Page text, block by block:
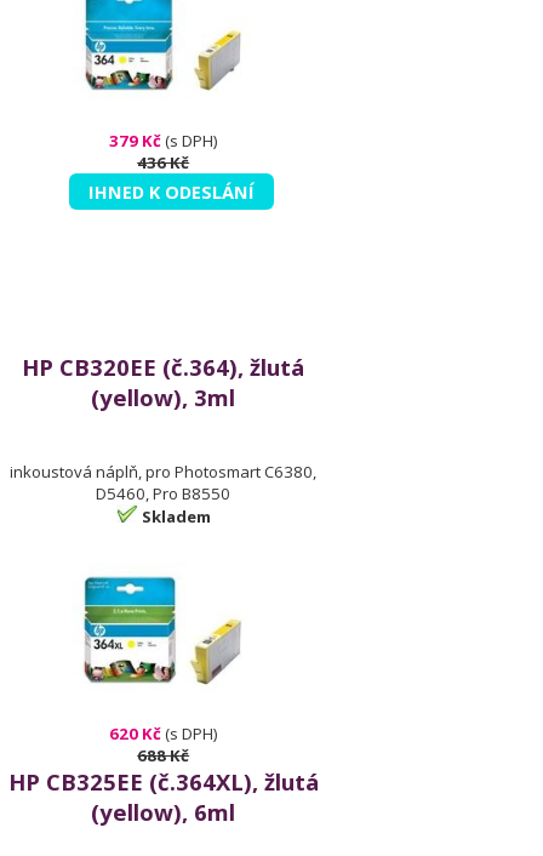
379 Kč(s DPH)
436 Kč
IHNED K ODESLÁNÍ
HP CB320EE (č.364), žlutá
(yellow), 3ml
inkoustová náplň, pro Photosmart C6380,
D5460, Pro B8550
Skladem
620 Kč(s DPH)
688 Kč
HP CB325EE (č.364XL), žlutá
(yellow), 6ml